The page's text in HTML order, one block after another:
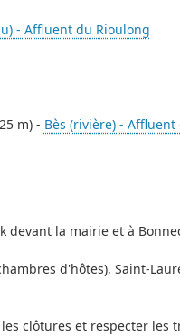
- Affluent du Rioulong
m) - Bès (rivière) - Affluent
devant la mairie et à
d'hôtes), Saint-
clôtures et respecter les